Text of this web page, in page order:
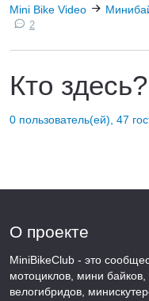
Mini Bike Video
2
Кто здесь?
0 пользователь(ей), 47
О проекте
MiniBikeClub - это
мотоциклов, мини байков,
велогибридов,